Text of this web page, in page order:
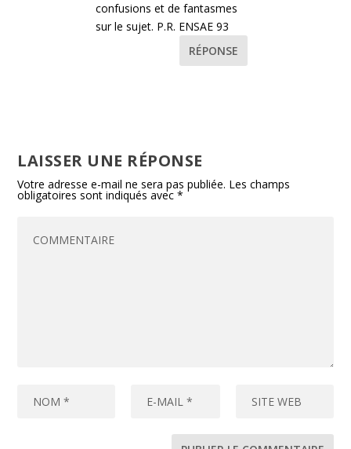
confusions et de fantasmes
sur le sujet. P.R. ENSAE 93
RÉPONSE
LAISSER UNE RÉPONSE
Votre adresse e-mail ne sera pas publiée. Les champs
obligatoires sont indiqués avec*